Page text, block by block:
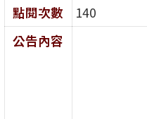
點閱次數
140
公告內容